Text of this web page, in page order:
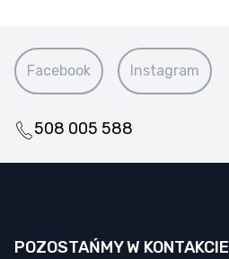
Facebook Instagram
508 005 588
POZOSTAŃMY W KONTAKCIE